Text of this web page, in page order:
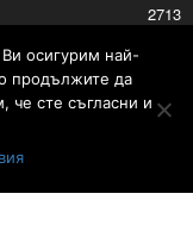
2713
Ви осигурим най-
продължите да
че сте съгласни и